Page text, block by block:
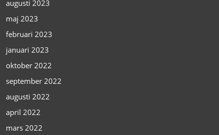
augusti 2023
maj 2023
februari 2023
januari 2023
oktober 2022
september 2022
augusti 2022
april 2022
mars 2022